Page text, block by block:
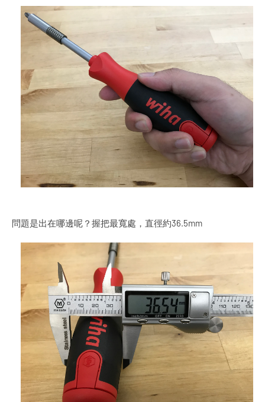
問題是出在哪邊呢？握把最寬處，直徑約36.5mm